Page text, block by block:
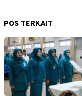
POS TERKAIT